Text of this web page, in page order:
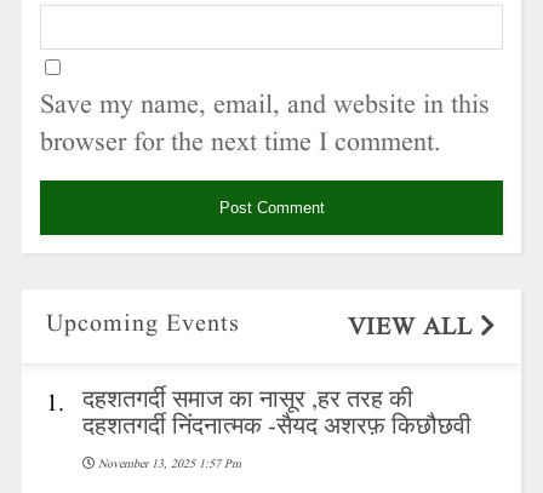
Save my name, email, and website in this
browser for the next time I comment.
Upcoming Events VIEW ALL
1. दहशतगर्दी समाज का नासूर ,हर तरह की
दहशतगर्दी निंदनात्मक -सैयद अशरफ़ किछौछवी
November 13, 2025 1:57 Pm